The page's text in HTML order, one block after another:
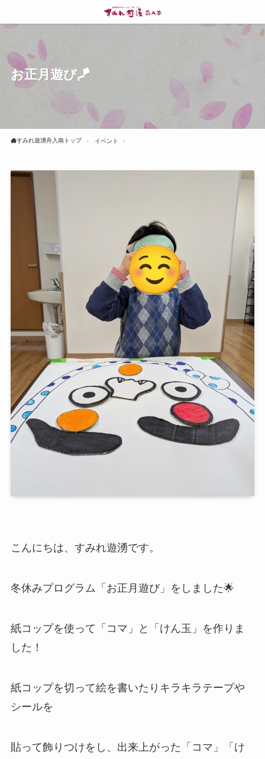
お正月遊び🪁
すみれ遊湧舟入南トップ イベント
こんにちは、すみれ遊湧です。
冬休みプログラム「お正月遊び」をしました🌟
紙コップを使って「コマ」と「けん玉」を作りま
した！
紙コップを切って絵を書いたりキラキラテープや
シールを
貼って飾りつけをし、出来上がった「コマ」「け